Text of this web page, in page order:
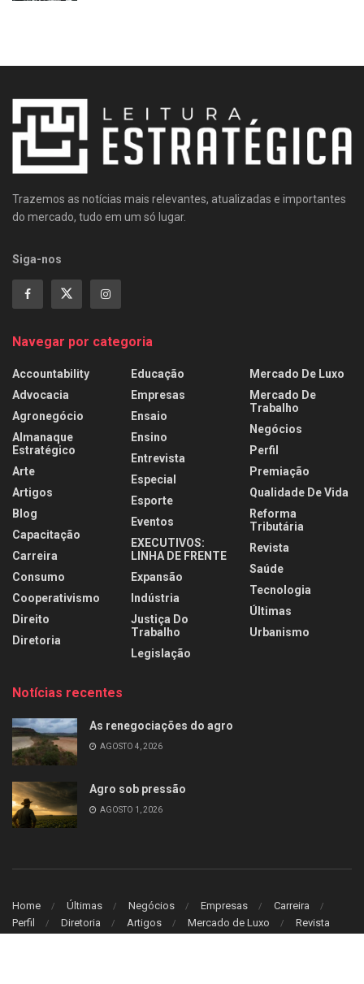
Trazemos as notícias mais relevantes, atualizadas e importantes
do mercado, tudo em um só lugar.
Siga-nos
Navegar por categoria
Accountability
Advocacia
Agronegócio
Almanaque
Estratégico
Arte
Artigos
Blog
Capacitação
Carreira
Consumo
Cooperativismo
Direito
Diretoria
Educação
Empresas
Ensaio
Ensino
Entrevista
Especial
Esporte
Eventos
EXECUTIVOS:
LINHA DE FRENTE
Expansão
Indústria
Justiça Do
Trabalho
Legislação
Mercado De Luxo
Mercado De
Trabalho
Negócios
Perfil
Premiação
Qualidade De Vida
Reforma
Tributária
Revista
Saúde
Tecnologia
Últimas
Urbanismo
Notícias recentes
As renegociações do agro
AGOSTO 4, 2026
Agro sob pressão
AGOSTO 1, 2026
Home Últimas Negócios Empresas
Carreira
Perfil
Diretoria Artigos Mercado de Luxo Revista